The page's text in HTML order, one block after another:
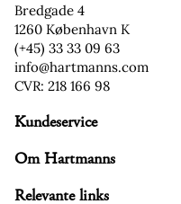
Bredgade 4
1260 København K
(+45) 33 33 09 63
info@hartmanns.com
CVR: 218 166 98
Kundeservice
Om Hartmanns
Relevante links
Politik om beskyttelse af persondata
Servicevilkår